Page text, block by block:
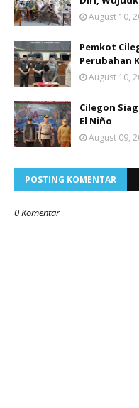
August 10,
Pemkot
Perubahan
August 10,
Cilegon
El Niño
August 09,
POSTING KOMENTAR
0 Komentar